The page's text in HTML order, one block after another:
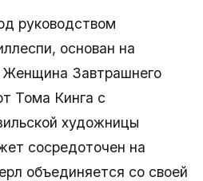
руководством
основан на
Женщина Завтрашнего
Тома Кинга с
художницы
сосредоточен на
объединяется со своей